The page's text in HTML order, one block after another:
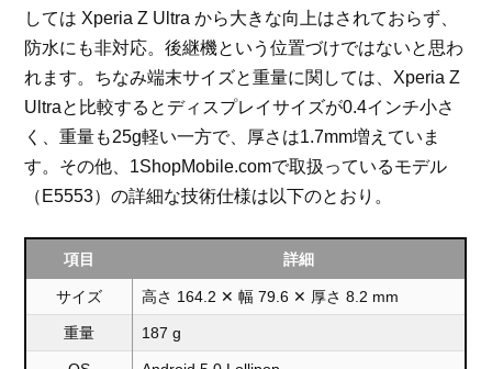
しては Xperia Z Ultra から大きな向上はされておらず、
防水にも非対応。後継機という位置づけではないと思わ
れます。ちなみ端末サイズと重量に関しては、Xperia Z
Ultraと比較するとディスプレイサイズが0.4インチ小さ
く、重量も25g軽い一方で、厚さは1.7mm増えていま
す。その他、1ShopMobile.comで取扱っているモデル
（E5553）の詳細な技術仕様は以下のとおり。
項目 詳細
サイズ 高さ 164.2 ✕ 幅 79.6 ✕ 厚さ 8.2 mm
重量 187 g